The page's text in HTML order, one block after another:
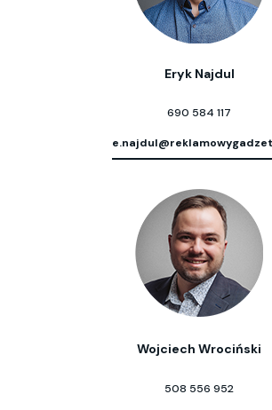
Eryk Najdul
690 584 117
Wojciech Wrociński
508 556 952